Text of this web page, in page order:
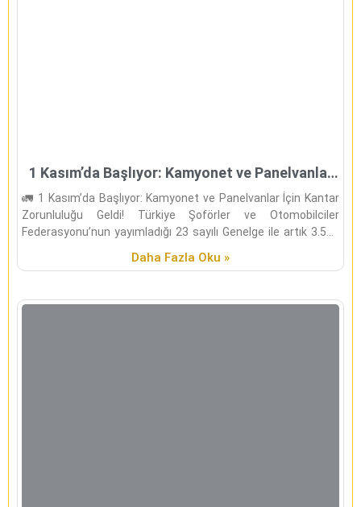
1 Kasım’da Başlıyor: Kamyonet ve Panelvanlar
İçin Kantar Zorunluluğu Geldi!
🚛 1 Kasım’da Başlıyor: Kamyonet ve Panelvanlar İçin Kantar
Zorunluluğu Geldi! Türkiye Şoförler ve Otomobilciler
Federasyonu’nun yayımladığı 23 sayılı Genelge ile artık 3.500
Daha Fazla Oku »